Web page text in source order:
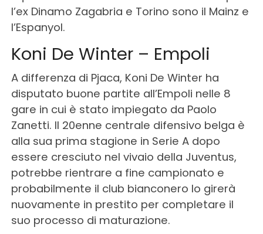
l’ex Dinamo Zagabria e Torino sono il Mainz e
l’Espanyol.
Koni De Winter – Empoli
A differenza di Pjaca, Koni De Winter ha
disputato buone partite all’Empoli nelle 8
gare in cui è stato impiegato da Paolo
Zanetti. Il 20enne centrale difensivo belga è
alla sua prima stagione in Serie A dopo
essere cresciuto nel vivaio della Juventus,
potrebbe rientrare a fine campionato e
probabilmente il club bianconero lo girerà
nuovamente in prestito per completare il
suo processo di maturazione.